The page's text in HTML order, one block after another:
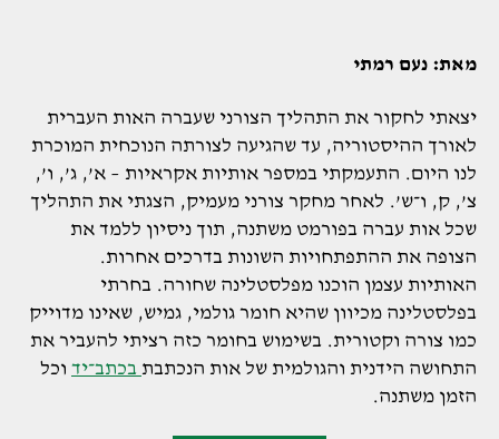
מאת: נעם רמתי
יצאתי לחקור את התהליך הצורני שעברה האות העברית
לאורך ההיסטוריה, עד שהגיעה לצורתה הנוכחית המוכרת
לנו היום. התעמקתי במספר אותיות אקראיות – א’, ג’, ו’,
צ’, ק, ו־ש’. לאחר מחקר צורני מעמיק, הצגתי את התהליך
שכל אות עברה בפורמט משתנה, תוך ניסיון ללמד את
הצופה את ההתפתחויות השונות בדרכים אחרות.
האותיות עצמן הוכנו מפלסטלינה שחורה. בחרתי
בפלסטלינה מכיוון שהיא חומר גולמי, גמיש, שאינו מדוייק
כמו צורה וקטורית. בשימוש בחומר כזה רציתי להעביר את
התחושה הידנית והגולמית של אות הנכתבת בכתב־יד וכל
הזמן משתנה.